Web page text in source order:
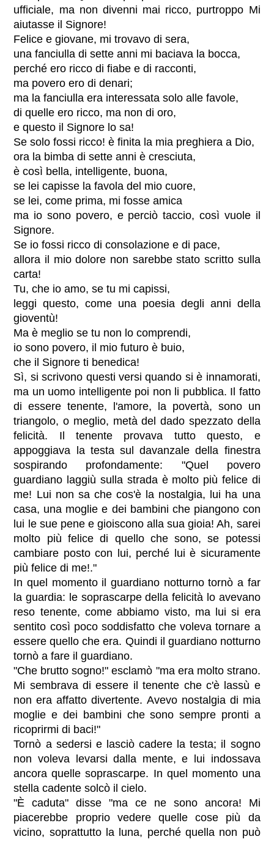
ufficiale, ma non divenni mai ricco, purtroppo Mi
aiutasse il Signore!
Felice e giovane, mi trovavo di sera,
una fanciulla di sette anni mi baciava la bocca,
perché ero ricco di fiabe e di racconti,
ma povero ero di denari;
ma la fanciulla era interessata solo alle favole,
di quelle ero ricco, ma non di oro,
e questo il Signore lo sa!
Se solo fossi ricco! è finita la mia preghiera a Dio,
ora la bimba di sette anni è cresciuta,
è così bella, intelligente, buona,
se lei capisse la favola del mio cuore,
se lei, come prima, mi fosse amica
ma io sono povero, e perciò taccio, così vuole il
Signore.
Se io fossi ricco di consolazione e di pace,
allora il mio dolore non sarebbe stato scritto sulla
carta!
Tu, che io amo, se tu mi capissi,
leggi questo, come una poesia degli anni della
gioventù!
Ma è meglio se tu non lo comprendi,
io sono povero, il mio futuro è buio,
che il Signore ti benedica!
Sì, si scrivono questi versi quando si è innamorati,
ma un uomo intelligente poi non li pubblica. Il fatto
di essere tenente, l'amore, la povertà, sono un
triangolo, o meglio, metà del dado spezzato della
felicità. Il tenente provava tutto questo, e
appoggiava la testa sul davanzale della finestra
sospirando profondamente: "Quel povero
guardiano laggiù sulla strada è molto più felice di
me! Lui non sa che cos'è la nostalgia, lui ha una
casa, una moglie e dei bambini che piangono con
lui le sue pene e gioiscono alla sua gioia! Ah, sarei
molto più felice di quello che sono, se potessi
cambiare posto con lui, perché lui è sicuramente
più felice di me!."
In quel momento il guardiano notturno tornò a far
la guardia: le soprascarpe della felicità lo avevano
reso tenente, come abbiamo visto, ma lui si era
sentito così poco soddisfatto che voleva tornare a
essere quello che era. Quindi il guardiano notturno
tornò a fare il guardiano.
"Che brutto sogno!" esclamò "ma era molto strano.
Mi sembrava di essere il tenente che c'è lassù e
non era affatto divertente. Avevo nostalgia di mia
moglie e dei bambini che sono sempre pronti a
ricoprirmi di baci!"
Tornò a sedersi e lasciò cadere la testa; il sogno
non voleva levarsi dalla mente, e lui indossava
ancora quelle soprascarpe. In quel momento una
stella cadente solcò il cielo.
"È caduta" disse "ma ce ne sono ancora! Mi
piacerebbe proprio vedere quelle cose più da
vicino, soprattutto la luna, perché quella non può